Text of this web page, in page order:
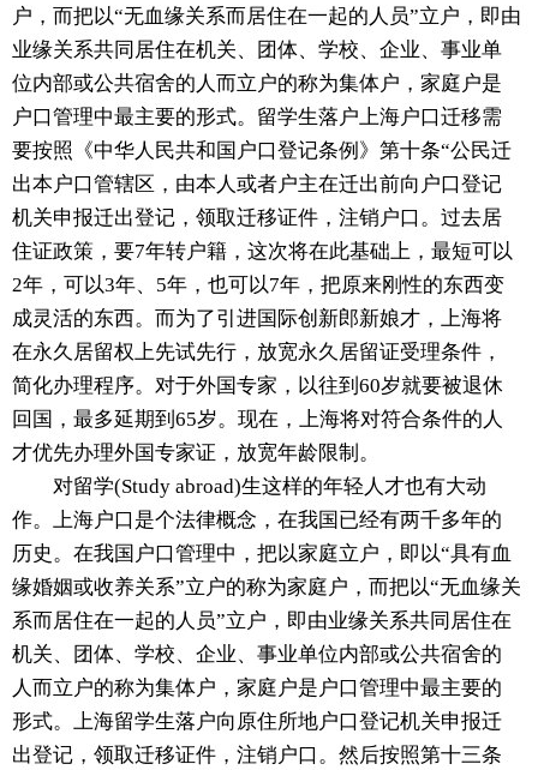
户，而把以“无血缘关系而居住在一起的人员”立户，即由
业缘关系共同居住在机关、团体、学校、企业、事业单
位内部或公共宿舍的人而立户的称为集体户，家庭户是
户口管理中最主要的形式。留学生落户上海户口迁移需
要按照《中华人民共和国户口登记条例》第十条“公民迁
出本户口管辖区，由本人或者户主在迁出前向户口登记
机关申报迁出登记，领取迁移证件，注销户口。过去居
住证政策，要7年转户籍，这次将在此基础上，最短可以
2年，可以3年、5年，也可以7年，把原来刚性的东西变
成灵活的东西。而为了引进国际创新郎新娘才，上海将
在永久居留权上先试先行，放宽永久居留证受理条件，
简化办理程序。对于外国专家，以往到60岁就要被退休
回国，最多延期到65岁。现在，上海将对符合条件的人
才优先办理外国专家证，放宽年龄限制。
对留学(Study abroad)生这样的年轻人才也有大动
作。上海户口是个法律概念，在我国已经有两千多年的
历史。在我国户口管理中，把以家庭立户，即以“具有血
缘婚姻或收养关系”立户的称为家庭户，而把以“无血缘关
系而居住在一起的人员”立户，即由业缘关系共同居住在
机关、团体、学校、企业、事业单位内部或公共宿舍的
人而立户的称为集体户，家庭户是户口管理中最主要的
形式。上海留学生落户向原住所地户口登记机关申报迁
出登记，领取迁移证件，注销户口。然后按照第十三条